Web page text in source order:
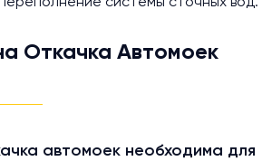
системы сточных вод.
Откачка Автомоек
автомоек необходима для